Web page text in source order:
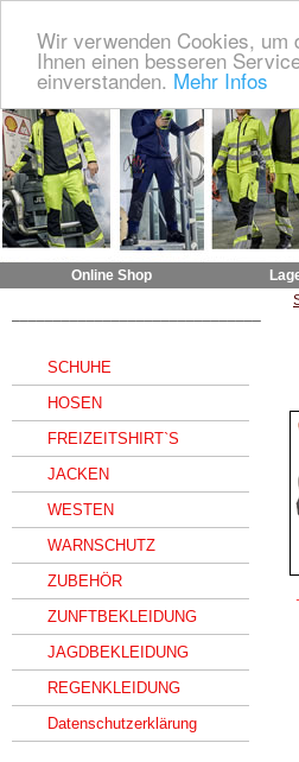
Wir verwenden Cookies, um
Ihnen einen besseren
einverstanden. Mehr Infos
Online Shop
SCHUHE
HOSEN
FREIZEITSHIRT`S
JACKEN
WESTEN
WARNSCHUTZ
ZUBEHÖR
ZUNFTBEKLEIDUNG
JAGDBEKLEIDUNG
REGENKLEIDUNG
Datenschutzerklärung